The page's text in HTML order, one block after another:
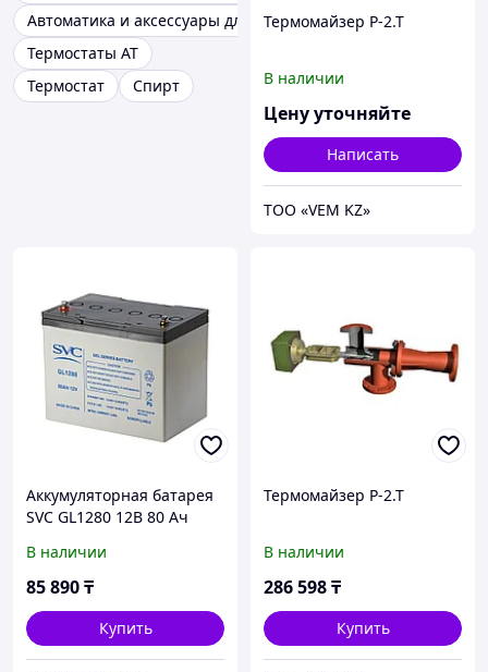
Автоматика и аксессуары для тепловентиляторов
Термостаты AT
Термостат
Спирт
Термомайзер Р-2.Т
В наличии
Цену уточняйте
Написать
ТОО «VEM KZ»
Аккумуляторная батарея
SVC GL1280 12В 80 Ач
В наличии
85 890₸
Купить
Термомайзер Р-2.Т
В наличии
286 598₸
Купить